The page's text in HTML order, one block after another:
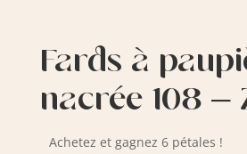
Fards à
nacrée 108 –
Achetez et gagnez 6 pétales !